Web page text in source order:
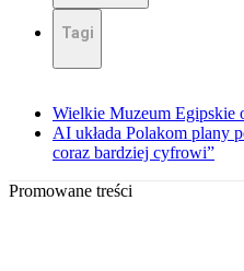
Tagi
Wielkie Muzeum Egipskie
AI układa Polakom plany
coraz bardziej cyfrowi”
Promowane treści